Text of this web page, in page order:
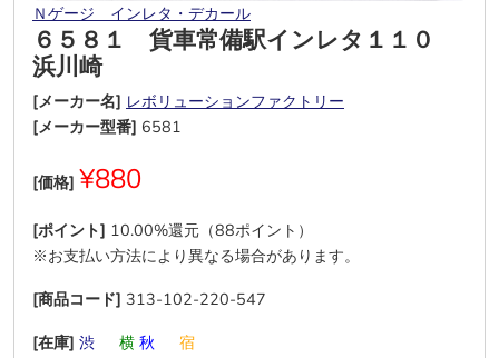
Ｎゲージ インレタ・デカール
６５８１ 貨車常備駅インレタ１１０
浜川崎
[メーカー名] レボリューションファクトリー
[メーカー型番] 6581
[価格] ¥880
[ポイント] 10.00%還元（88ポイント）
※お支払い方法により異なる場合があります。
[商品コード] 313-102-220-547
[在庫] 渋 横 秋 宿